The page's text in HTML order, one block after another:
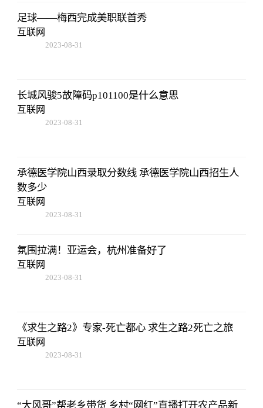
足球——梅西完成美职联首秀
互联网
2023-08-31
长城风骏5故障码p101100是什么意思
互联网
2023-08-31
承德医学院山西录取分数线 承德医学院山西招生人
数多少
互联网
2023-08-31
氛围拉满！亚运会，杭州准备好了
互联网
2023-08-31
《求生之路2》专家-死亡都心 求生之路2死亡之旅
互联网
2023-08-31
“大风哥”帮老乡带货 乡村“网红”直播打开农产品新